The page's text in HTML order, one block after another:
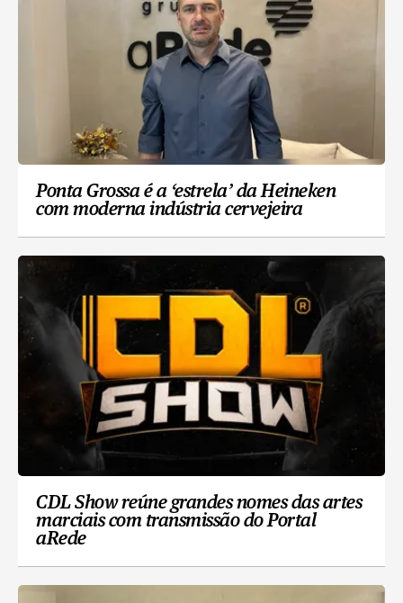
Ponta Grossa é a ‘estrela’ da Heineken
com moderna indústria cervejeira
CDL Show reúne grandes nomes das artes
marciais com transmissão do Portal
aRede